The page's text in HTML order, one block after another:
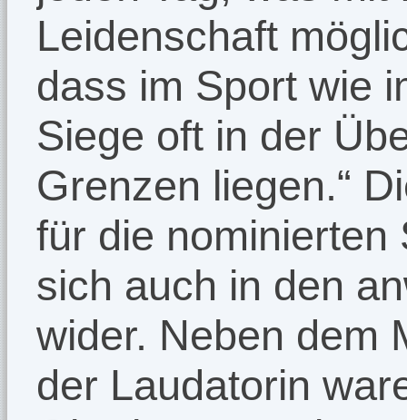
Leidenschaft
dass im Sport wie
Siege oft in der
Grenzen liegen.“
für die nominierten
sich auch in den
wider. Neben dem
der Laudatorin